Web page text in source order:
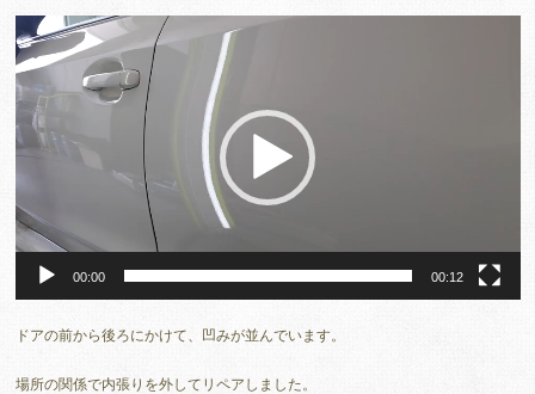
画
プ
レ
ー
ヤ
00:00 00:12
ドアの前から後ろにかけて、凹みが並んでいます。
場所の関係で内張りを外してリペアしました。